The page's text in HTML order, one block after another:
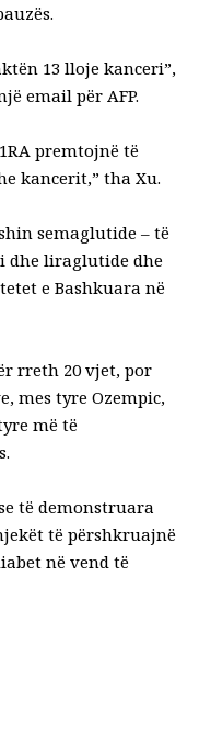
13 lloje kanceri”,
email për AFP.
premtojnë të
kancerit,” tha Xu.
semaglutide – të
dhe liraglutide dhe
e Bashkuara në
rreth 20 vjet, por
mes tyre Ozempic,
më të
të demonstruara
të përshkruajnë
në vend të